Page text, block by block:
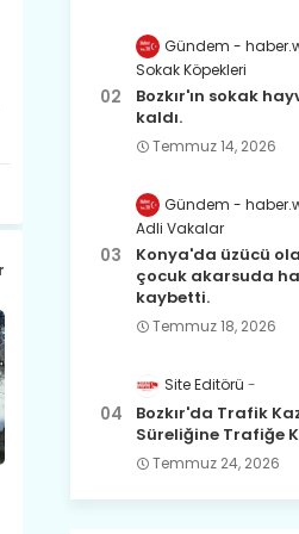
Gündem -
Sokak Köpekleri
Bozkır'ın sokak
kaldı.
Temmuz 14, 2026
Gündem -
Adli Vakalar
Konya'da üzücü
çocuk akarsuda
kaybetti.
Temmuz 18, 2026
Site Editörü
Bozkır'da Trafik
Süreliğine Trafiğe
Temmuz 24, 2026